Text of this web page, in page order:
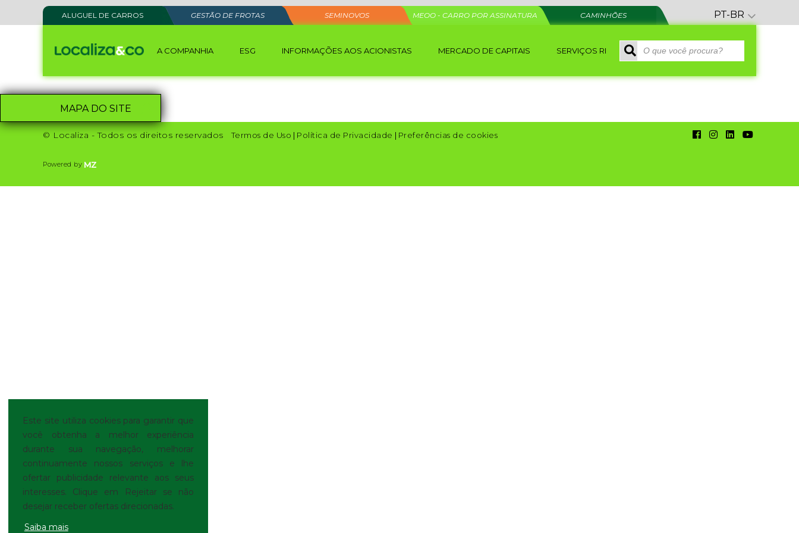
Este site utiliza cookies para garantir que
você obtenha a melhor experiência
durante sua navegação, melhorar
continuamente nossos serviços e lhe
ofertar publicidade relevante aos seus
interesses. Clique em Rejeitar se não
desejar receber ofertas direcionadas.
Saiba mais
ALUGUEL DE CARROS GESTÃO DE FROTAS SEMINOVOS MEOO - CARRO POR ASSINATURA CAMINHÕES PT-BR
A COMPANHIA ESG INFORMAÇÕES AOS ACIONISTAS MERCADO DE CAPITAIS SERVIÇOS RI
MAPA DO SITE
© Localiza - Todos os direitos reservados Termos de Uso | Política de Privacidade | Preferências de cookies
Powered by